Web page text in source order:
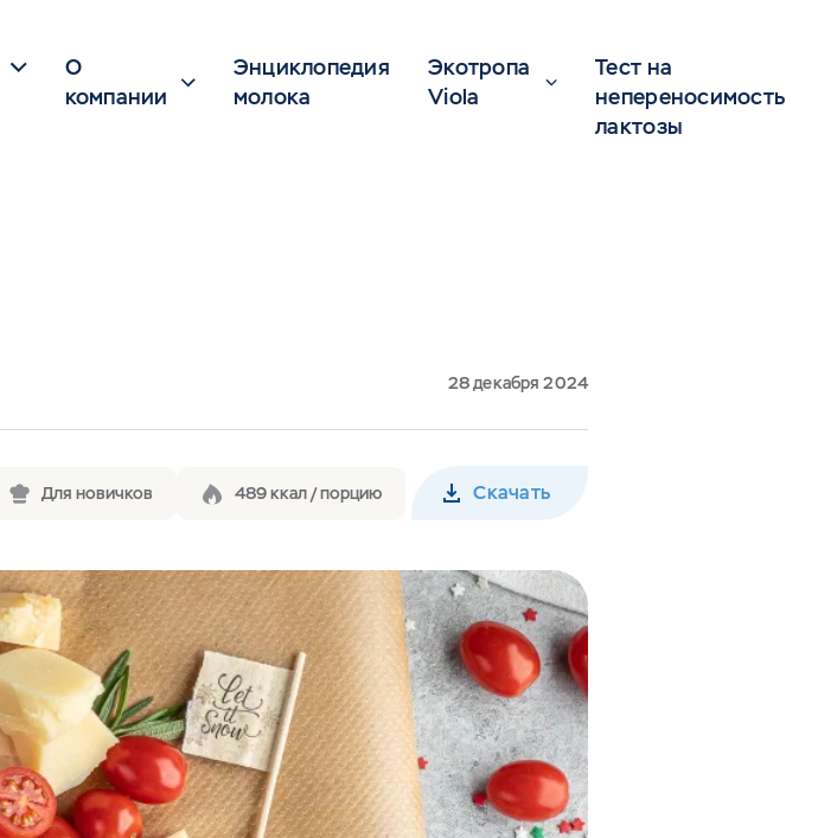
О
компании
Энциклопедия
молока
Экотропа
Viola
Тест на
непереносимость
лактозы
28 декабря 2024
Для новичков 489 ккал / порцию Скачать